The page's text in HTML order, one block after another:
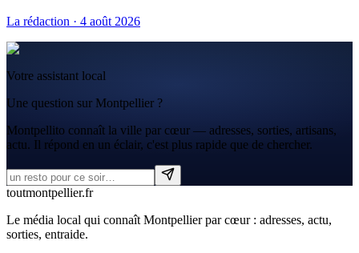
La rédaction · 4 août 2026
Votre assistant local
Une question sur Montpellier ?
Montpellito connaît la ville par cœur — adresses, sorties, artisans,
actu. Il répond en un éclair, c'est plus rapide que de chercher.
toutmontpellier.fr
Le média local qui connaît Montpellier par cœur : adresses, actu,
sorties, entraide.